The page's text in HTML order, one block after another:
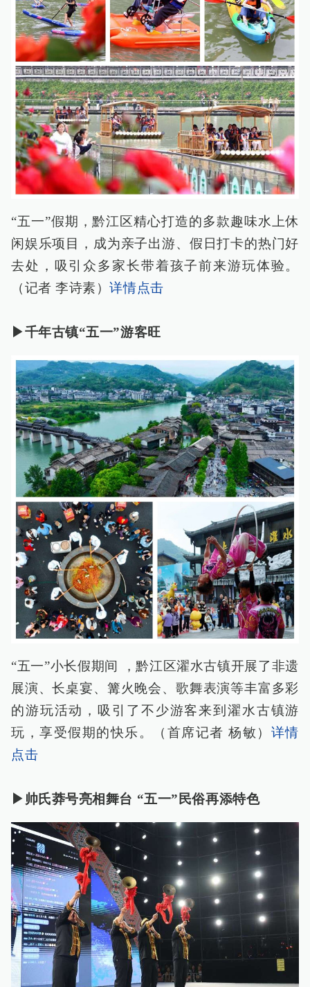
“五一”假期，黔江区精心打造的多款趣味水上休
闲娱乐项目，成为亲子出游、假日打卡的热门好
去处，吸引众多家长带着孩子前来游玩体验。
（记者 李诗素）详情点击
▶千年古镇“五一”游客旺
“五一”小长假期间 ，黔江区濯水古镇开展了非遗
展演、长桌宴、篝火晚会、歌舞表演等丰富多彩
的游玩活动，吸引了不少游客来到濯水古镇游
玩，享受假期的快乐。（首席记者 杨敏） 详情
点击
▶帅氏莽号亮相舞台 “五一”民俗再添特色